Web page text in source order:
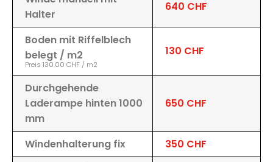
Halter
640 CHF
Boden mit Riffelblech
belegt / m2
Preis 130.00 CHF / m2
130 CHF
Durchgehende
Laderampe hinten 1000
mm
650 CHF
Windenhalterung fix
350 CHF